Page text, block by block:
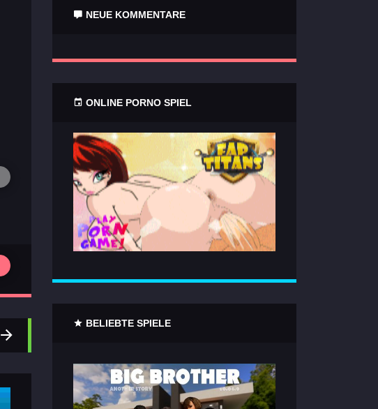
NEUE KOMMENTARE
ONLINE PORNO SPIEL
BELIEBTE SPIELE